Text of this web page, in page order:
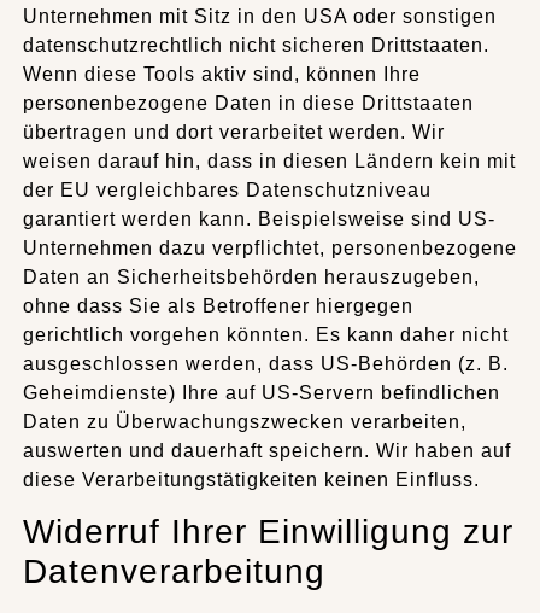
Unternehmen mit Sitz in den USA oder sonstigen
datenschutzrechtlich nicht sicheren Drittstaaten.
Wenn diese Tools aktiv sind, können Ihre
personenbezogene Daten in diese Drittstaaten
übertragen und dort verarbeitet werden. Wir
weisen darauf hin, dass in diesen Ländern kein mit
der EU vergleichbares Datenschutzniveau
garantiert werden kann. Beispielsweise sind US-
Unternehmen dazu verpflichtet, personenbezogene
Daten an Sicherheitsbehörden herauszugeben,
ohne dass Sie als Betroffener hiergegen
gerichtlich vorgehen könnten. Es kann daher nicht
ausgeschlossen werden, dass US-Behörden (z. B.
Geheimdienste) Ihre auf US-Servern befindlichen
Daten zu Überwachungszwecken verarbeiten,
auswerten und dauerhaft speichern. Wir haben auf
diese Verarbeitungstätigkeiten keinen Einfluss.
Widerruf Ihrer Einwilligung zur
Datenverarbeitung